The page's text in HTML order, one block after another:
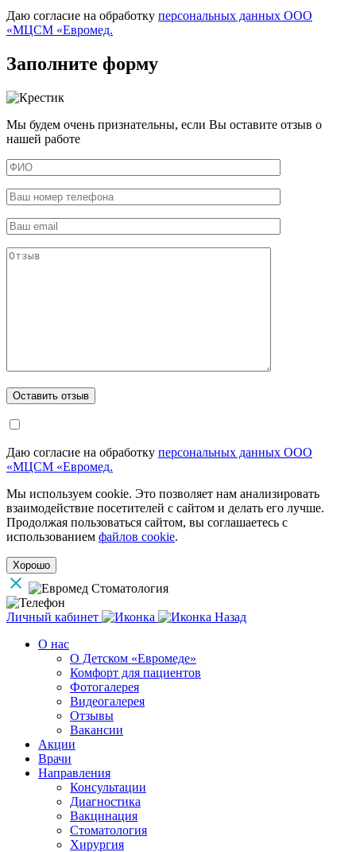
Даю согласие на обработку персональных данных ООО
«МЦСМ «Евромед.
Заполните форму
Мы будем очень признательны, если Вы оставите отзыв о
нашей работе
Даю согласие на обработку персональных данных ООО
«МЦСМ «Евромед.
Мы используем cookie. Это позволяет нам анализировать
взаимодействие посетителей с сайтом и делать его лучше.
Продолжая пользоваться сайтом, вы соглашаетесь с
использованием файлов cookie.
Хорошо
Личный кабинет
Назад
О нас
О Детском «Евромеде»
Комфорт для пациентов
Фотогалерея
Видеогалерея
Отзывы
Вакансии
Акции
Врачи
Направления
Консультации
Диагностика
Вакцинация
Стоматология
Хирургия